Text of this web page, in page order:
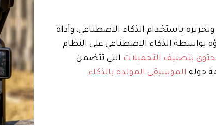
باستخدام الذكاء الاصطناعي، وأداة
بواسطة الذكاء الاصطناعي على النظام
بتصنيف التحميلات التي تتضمن
حوله الموسيقى المولدة بالذكاء